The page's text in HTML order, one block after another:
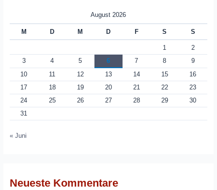
August 2026
M D M D F S S
1
2
3
4 5 6 7 8
9
10
11 12 13 14 15
16
17
18 19 20 21 22
23
24
25 26 27 28 29
30
31
« Juni
Neueste Kommentare